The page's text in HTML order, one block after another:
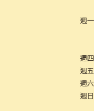
週
週
週
週
週